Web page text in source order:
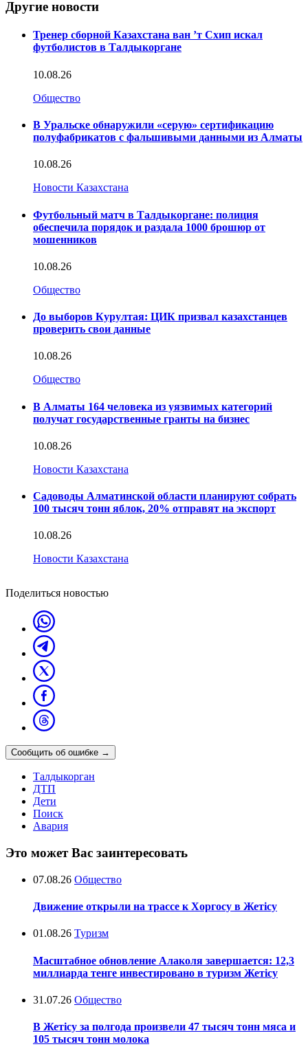
Другие новости
Тренер сборной Казахстана ван ’т Схип искал
футболистов в Талдыкоргане
10.08.26
Общество
В Уральске обнаружили «серую» сертификацию
полуфабрикатов с фальшивыми данными из Алматы
10.08.26
Новости Казахстана
Футбольный матч в Талдыкоргане: полиция
обеспечила порядок и раздала 1000 брошюр от
мошенников
10.08.26
Общество
До выборов Курултая: ЦИК призвал казахстанцев
проверить свои данные
10.08.26
Общество
В Алматы 164 человека из уязвимых категорий
получат государственные гранты на бизнес
10.08.26
Новости Казахстана
Садоводы Алматинской области планируют собрать
100 тысяч тонн яблок, 20% отправят на экспорт
10.08.26
Новости Казахстана
Поделиться новостью
Сообщить об ошибке →
Талдыкорган
ДТП
Дети
Поиск
Авария
Это может Вас заинтересовать
07.08.26 Общество
Движение открыли на трассе к Хоргосу в Жетісу
01.08.26 Туризм
Масштабное обновление Алаколя завершается: 12,3
миллиарда тенге инвестировано в туризм Жетісу
31.07.26 Общество
В Жетісу за полгода произвели 47 тысяч тонн мяса и
105 тысяч тонн молока